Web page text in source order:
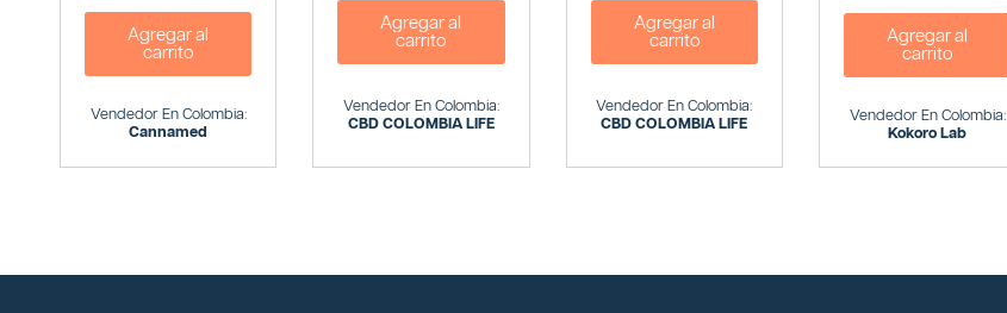
Agregar al
carrito
Vendedor En Colombia:
Cannamed
Agregar al
carrito
Vendedor En Colombia:
CBD COLOMBIA LIFE
Agregar al
carrito
Vendedor En Colombia:
CBD COLOMBIA LIFE
Agregar al
carrito
Vendedor En Colombia:
Kokoro Lab